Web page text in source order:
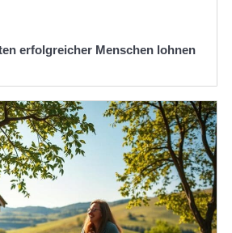
erfolgreicher Menschen lohnen